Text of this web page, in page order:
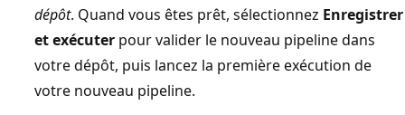
dépôt. Quand vous êtes prêt, sélectionnez Enregistrer
et exécuter pour valider le nouveau pipeline dans
votre dépôt, puis lancez la première exécution de
votre nouveau pipeline.